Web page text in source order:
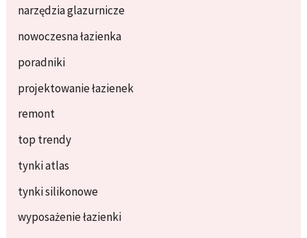
narzędzia glazurnicze
nowoczesna łazienka
poradniki
projektowanie łazienek
remont
top trendy
tynki atlas
tynki silikonowe
wyposażenie łazienki